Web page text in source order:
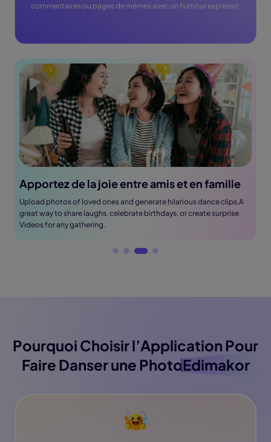
commentaires ou pages de mèmes avec un humour expressif.
Apportez de la joie entre amis et en famille
Upload photos of loved ones and generate hilarious dance clips.A
great way to share laughs, celebrate birthdays, or create surprise
Videos for any gathering.
Pourquoi Choisir l’Application Pour
Faire Danser une PhotoEdimakor